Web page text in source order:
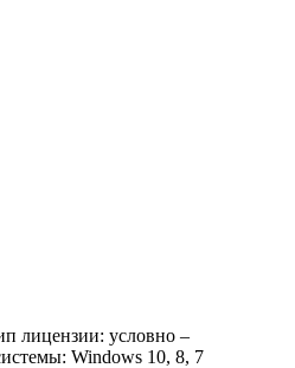
лицензии: условно –
Windows 10, 8, 7